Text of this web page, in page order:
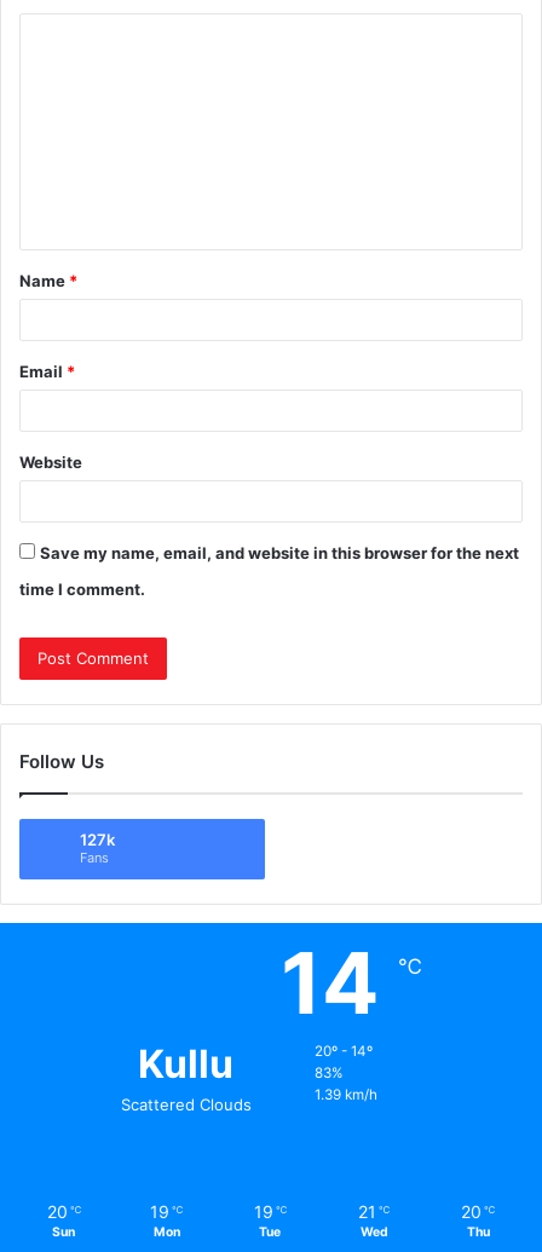
Name *
Email *
Website
Save my name, email, and website in this browser for the next
time I comment.
Follow Us
127k
Fans
Kullu
Scattered Clouds
14 ℃
20º - 14º
83%
1.39 km/h
20 ℃
Sun
19 ℃
Mon
19 ℃
Tue
21 ℃
Wed
20 ℃
Thu